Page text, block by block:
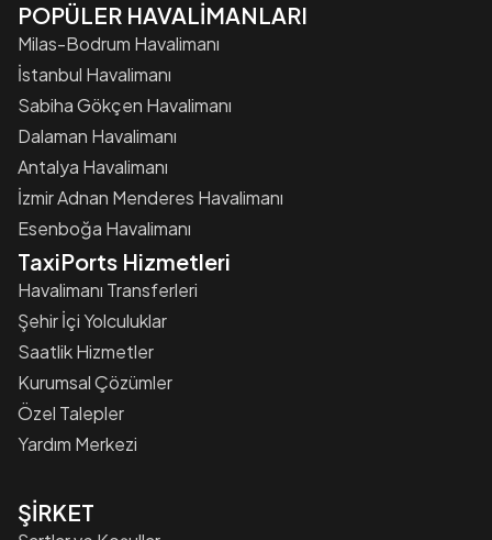
POPÜLER HAVALİMANLARI
Milas-Bodrum Havalimanı
İstanbul Havalimanı
Sabiha Gökçen Havalimanı
Dalaman Havalimanı
Antalya Havalimanı
İzmir Adnan Menderes Havalimanı
Esenboğa Havalimanı
TaxiPorts Hizmetleri
Havalimanı Transferleri
Şehir İçi Yolculuklar
Saatlik Hizmetler
Kurumsal Çözümler
Özel Talepler
Yardım Merkezi
ŞİRKET